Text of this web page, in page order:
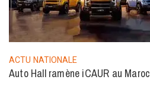
ACTU NATIONALE
Auto Hall ramène iCAUR au Maroc